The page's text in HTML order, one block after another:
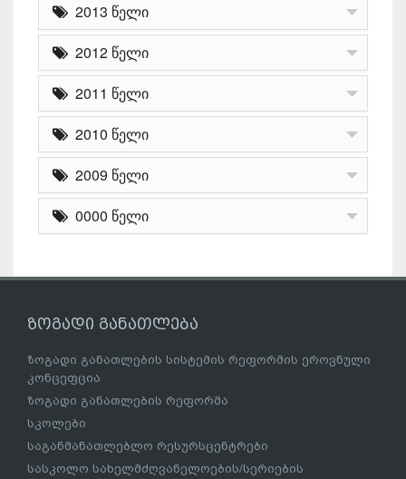
2013 წელი
2012 წელი
2011 წელი
2010 წელი
2009 წელი
0000 წელი
ზოგადი განათლება
ზოგადი განათლების სისტემის რეფორმის ეროვნული
კონცეფცია
ზოგადი განათლების რეფორმა
სკოლები
საგანმანათლებლო რესურსცენტრები
სასკოლო სახელმძღვანელოების/სერიების